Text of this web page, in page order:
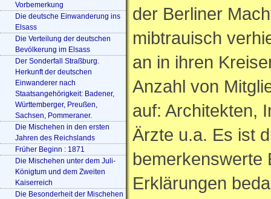
Vorbemerkung
Die deutsche Einwanderung ins
Elsass
Die Verteilung der deutschen
Bevölkerung im Elsass
Der Sonderfall Straßburg.
Herkunft der deutschen
Einwanderer nach
Staatsangehörigkeit: Badener,
Württemberger, Preußen,
Sachsen, Pommeraner.
Die Mischehen in den ersten
Jahren des Reichslands
Früher Beginn : 1871
Die Mischehen unter dem Juli-
Königtum und dem Zweiten
Kaiserreich
Die Besonderheit der Mischehen
der Berliner
mibtrauisch
an in ihren
Anzahl von
auf: Architekten,
Ärzte u.a. Es ist
bemerkenswerte
Erklärungen